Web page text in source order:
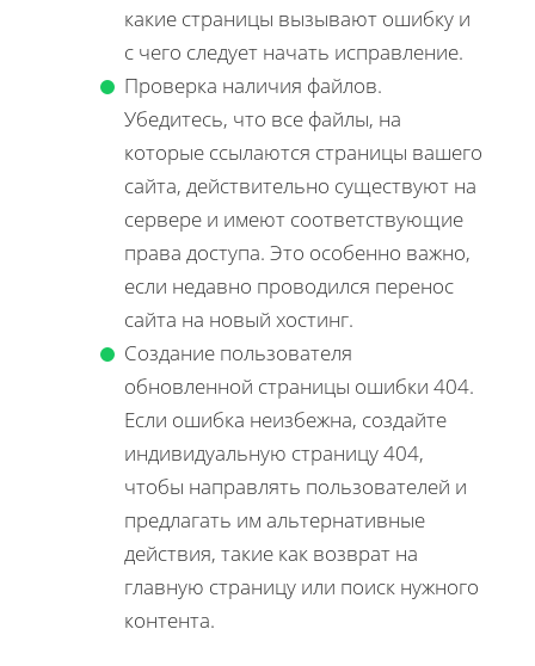
какие страницы вызывают ошибку и
с чего следует начать исправление.
Проверка наличия файлов.
Убедитесь, что все файлы, на
которые ссылаются страницы вашего
сайта, действительно существуют на
сервере и имеют соответствующие
права доступа. Это особенно важно,
если недавно проводился перенос
сайта на новый хостинг.
Создание пользователя
обновленной страницы ошибки 404.
Если ошибка неизбежна, создайте
индивидуальную страницу 404,
чтобы направлять пользователей и
предлагать им альтернативные
действия, такие как возврат на
главную страницу или поиск нужного
контента.